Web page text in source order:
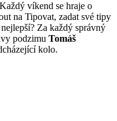
víkend se hraje o
na Tipovat, zadat své tipy
Za každý správný
podzimu Tomáš
kolo.